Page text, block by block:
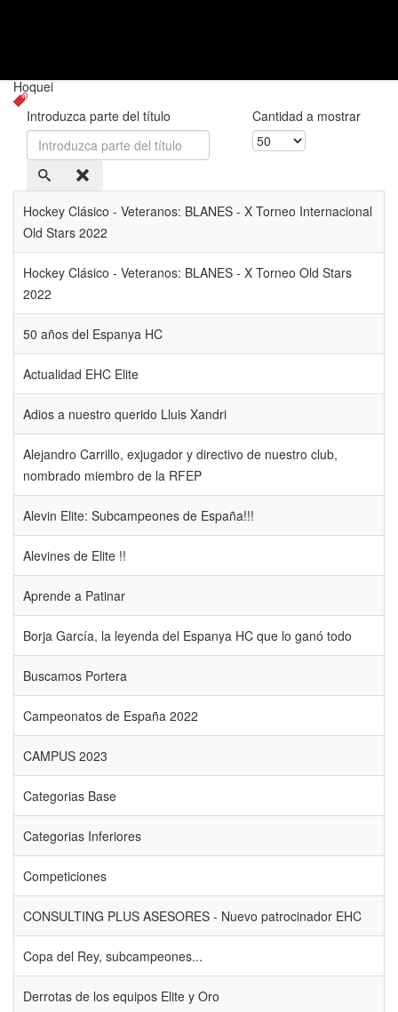
Hoquei
Introduzca parte del título
Cantidad a mostrar
Hockey Clásico - Veteranos: BLANES - X Torneo Internacional
Old Stars 2022
Hockey Clásico - Veteranos: BLANES - X Torneo Old Stars
2022
50 años del Espanya HC
Actualidad EHC Elite
Adios a nuestro querido Lluis Xandri
Alejandro Carrillo, exjugador y directivo de nuestro club,
nombrado miembro de la RFEP
Alevin Elite: Subcampeones de España!!!
Alevines de Elite !!
Aprende a Patinar
Borja García, la leyenda del Espanya HC que lo ganó todo
Buscamos Portera
Campeonatos de España 2022
CAMPUS 2023
Categorias Base
Categorias Inferiores
Competiciones
CONSULTING PLUS ASESORES - Nuevo patrocinador EHC
Copa del Rey, subcampeones...
Derrotas de los equipos Elite y Oro